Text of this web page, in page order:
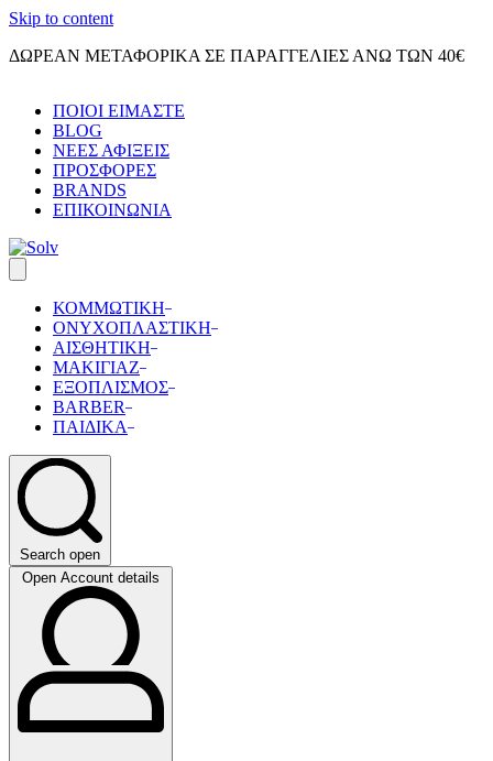
Skip to content
ΔΩΡΕΑΝ ΜΕΤΑΦΟΡΙΚΑ ΣΕ ΠΑΡΑΓΓΕΛΙΕΣ ΑΝΩ ΤΩΝ 40€
ΠΟΙΟΙ ΕΙΜΑΣΤΕ
BLOG
ΝΕΕΣ ΑΦΙΞΕΙΣ
ΠΡΟΣΦΟΡΕΣ
BRANDS
ΕΠΙΚΟΙΝΩΝΙΑ
ΚΟΜΜΩΤΙΚΗ
ΟΝΥΧΟΠΛΑΣΤΙΚΗ
ΑΙΣΘΗΤΙΚΗ
ΜΑΚΙΓΙΑΖ
ΕΞΟΠΛΙΣΜΟΣ
BARBER
ΠΑΙΔΙΚΑ
Search open
Open Account details